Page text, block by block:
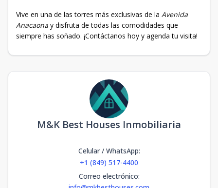
Vive en una de las torres más exclusivas de la Avenida
Anacaona y disfruta de todas las comodidades que
siempre has soñado. ¡Contáctanos hoy y agenda tu visita!
M&K Best Houses Inmobiliaria
Celular / WhatsApp:
+1 (849) 517-4400
Correo electrónico: